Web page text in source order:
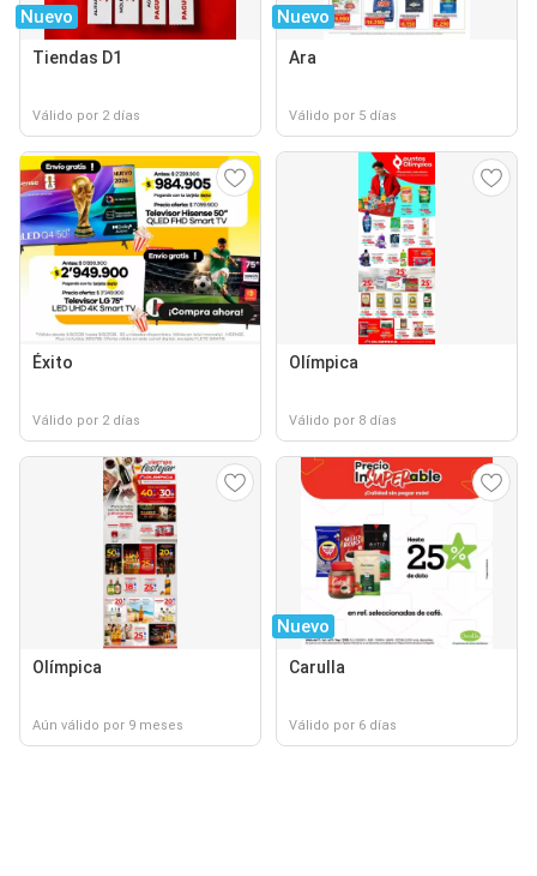
Nuevo
Tiendas D1
Válido por 2 días
Nuevo
Ara
Válido por 5 días
Éxito
Válido por 2 días
Olímpica
Válido por 8 días
Olímpica
Aún válido por 9 meses
Nuevo
Carulla
Válido por 6 días